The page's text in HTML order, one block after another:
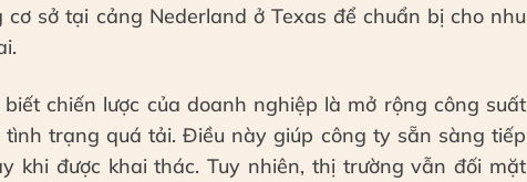
sở tại cảng Nederland ở Texas để chuẩn bị cho nhu
biết chiến lược của doanh nghiệp là mở rộng công suất
trạng quá tải. Điều này giúp công ty sẵn sàng tiếp
khi được khai thác. Tuy nhiên, thị trường vẫn đối mặt